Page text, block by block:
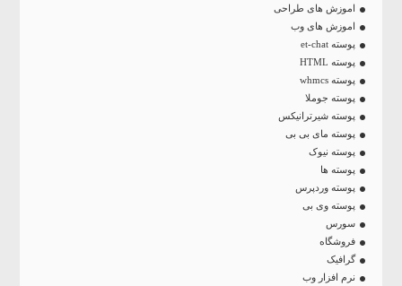
اموزش های طراحی
اموزش های وب
پوسته et-chat
پوسته HTML
پوسته whmcs
پوسته جوملا
پوسته شیرترانیکس
پوسته مای بی بی
پوسته نیوک
پوسته ها
پوسته وردپرس
پوسته وی بی
سورس
فروشگاه
گرافیک
نرم افزار وب